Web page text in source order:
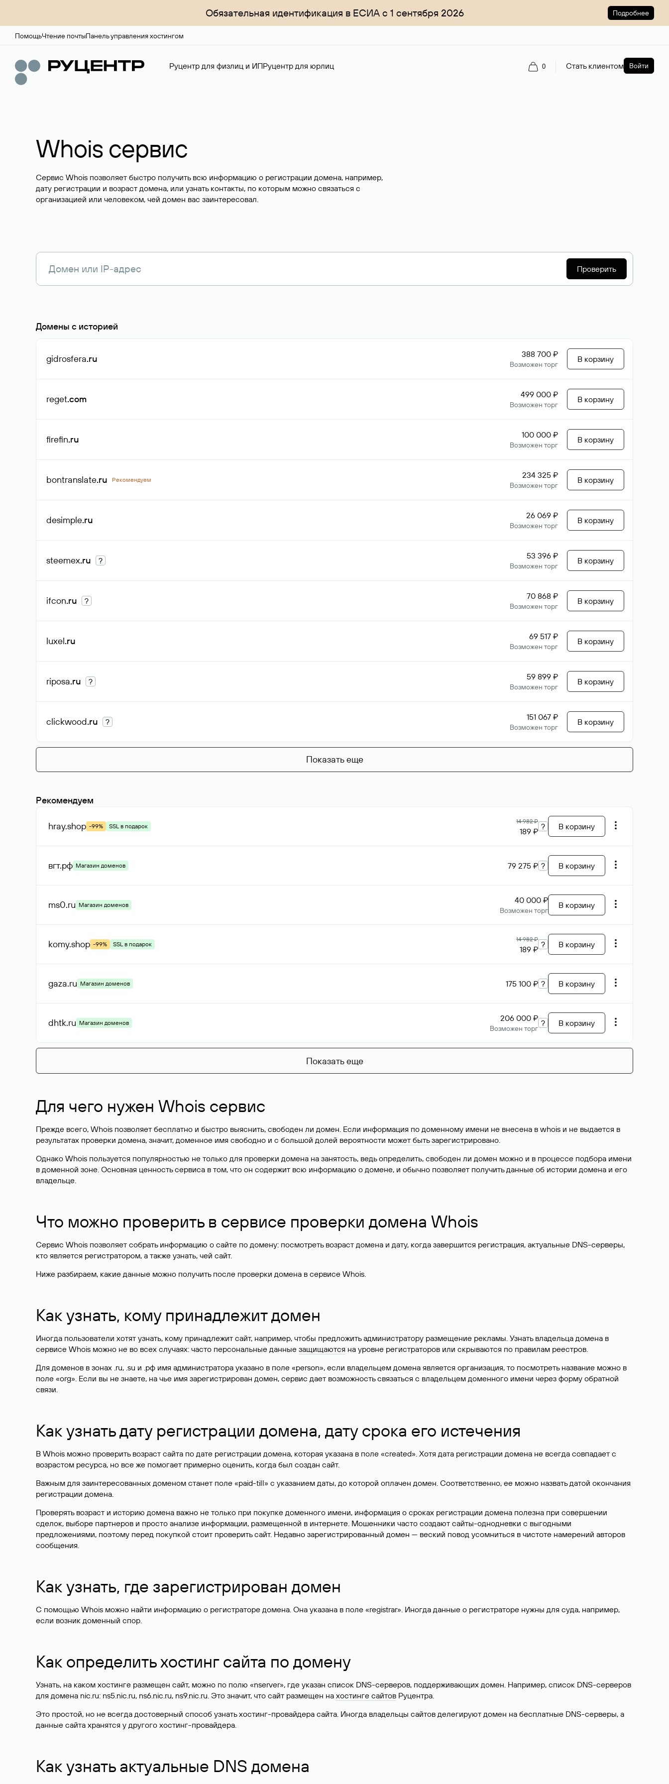
Обязательная идентификация в ЕСИА с 1 сентября 2026 Подробнее
ПомощьЧтение почтыПанель управления хостингом
Руцентр для физлиц и ИПРуцентр для юрлиц 0 Стать клиентом Войти
Whois сервис
Сервис Whois позволяет быстро получить всю информацию о регистрации домена, например,
дату регистрации и возраст домена, или узнать контакты, по которым можно связаться с
организацией или человеком, чей домен вас заинтересовал.
Проверить
Домены с историей
gidrosfera.ru 388 700 ₽
Возможен торг
В корзину
reget.com 499 000 ₽
Возможен торг
В корзину
firefin.ru 100 000 ₽
Возможен торг
В корзину
bontranslate.ru Рекомендуем 234 325 ₽
Возможен торг
В корзину
desimple.ru 26 069 ₽
Возможен торг
В корзину
steemex.ru ? 53 396 ₽
Возможен торг
В корзину
ifcon.ru ? 70 868 ₽
Возможен торг
В корзину
luxel.ru 69 517 ₽
Возможен торг
В корзину
riposa.ru ? 59 899 ₽
Возможен торг
В корзину
clickwood.ru ? 151 067 ₽
Возможен торг
В корзину
Показать еще
Рекомендуем
hray.shop -99% SSL в подарок
14 982 ₽
189 ₽ ? В корзину
вгт.рф Магазин доменов 79 275 ₽ ? В корзину
ms0.ru Магазин доменов 40 000 ₽
Возможен торг
В корзину
komy.shop -99% SSL в подарок
14 982 ₽
189 ₽ ? В корзину
gaza.ru Магазин доменов 175 100 ₽ ? В корзину
dhtk.ru Магазин доменов 206 000 ₽
Возможен торг
? В корзину
Показать еще
Для чего нужен Whois сервис
Прежде всего, Whois позволяет бесплатно и быстро выяснить, свободен ли домен. Если информация по доменному имени не внесена в whois и не выдается в
результатах проверки домена, значит, доменное имя свободно и с большой долей вероятности может быть зарегистрировано.
Однако Whois пользуется популярностью не только для проверки домена на занятость, ведь определить, свободен ли домен можно и в процессе подбора имени
в доменной зоне. Основная ценность сервиса в том, что он содержит всю информацию о домене, и обычно позволяет получить данные об истории домена и его
владельце.
Что можно проверить в сервисе проверки домена Whois
Сервис Whois позволяет собрать информацию о сайте по домену: посмотреть возраст домена и дату, когда завершится регистрация, актуальные DNS-серверы,
кто является регистратором, а также узнать, чей сайт.
Ниже разбираем, какие данные можно получить после проверки домена в сервисе Whois.
Как узнать, кому принадлежит домен
Иногда пользователи хотят узнать, кому принадлежит сайт, например, чтобы предложить администратору размещение рекламы. Узнать владельца домена в
сервисе Whois можно не во всех случаях: часто персональные данные защищаются на уровне регистраторов или скрываются по правилам реестров.
Для доменов в зонах .ru, .su и .рф имя администратора указано в поле «person», если владельцем домена является организация, то посмотреть название можно в
поле «org». Если вы не знаете, на чье имя зарегистрирован домен, сервис дает возможность связаться с владельцем доменного имени через форму обратной
связи.
Как узнать дату регистрации домена, дату срока его истечения
В Whois можно проверить возраст сайта по дате регистрации домена, которая указана в поле «created». Хотя дата регистрации домена не всегда совпадает с
возрастом ресурса, но все же помогает примерно оценить, когда был создан сайт.
Важным для заинтересованных доменом станет поле «paid-till» с указанием даты, до которой оплачен домен. Соответственно, ее можно назвать датой окончания
регистрации домена.
Проверять возраст и историю домена важно не только при покупке доменного имени, информация о сроках регистрации домена полезна при совершении
сделок, выборе партнеров и просто анализе информации, размещенной в интернете. Мошенники часто создают сайты-однодневки с выгодными
предложениями, поэтому перед покупкой стоит проверить сайт. Недавно зарегистрированный домен — веский повод усомниться в чистоте намерений авторов
сообщения.
Как узнать, где зарегистрирован домен
С помощью Whois можно найти информацию о регистраторе домена. Она указана в поле «registrar». Иногда данные о регистраторе нужны для суда, например,
если возник доменный спор.
Как определить хостинг сайта по домену
Узнать, на каком хостинге размещен сайт, можно по полю «nserver», где указан список DNS-серверов, поддерживающих домен. Например, список DNS-серверов
для домена nic.ru: ns5.nic.ru, ns6.nic.ru, ns9.nic.ru. Это значит, что сайт размещен на хостинге сайтов Руцентра.
Это простой, но не всегда достоверный способ узнать хостинг-провайдера сайта. Иногда владельцы сайтов делегируют домен на бесплатные DNS-серверы, а
данные сайта хранятся у другого хостинг-провайдера.
Как узнать актуальные DNS домена